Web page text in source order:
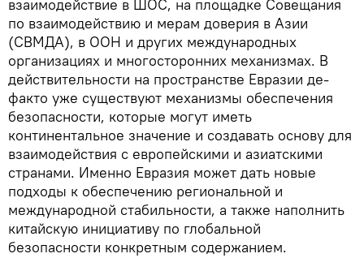
взаимодействие в ШОС, на площадке Совещания
по взаимодействию и мерам доверия в Азии
(СВМДА), в ООН и других международных
организациях и многосторонних механизмах. В
действительности на пространстве Евразии де-
факто уже существуют механизмы обеспечения
безопасности, которые могут иметь
континентальное значение и создавать основу для
взаимодействия с европейскими и азиатскими
странами. Именно Евразия может дать новые
подходы к обеспечению региональной и
международной стабильности, а также наполнить
китайскую инициативу по глобальной
безопасности конкретным содержанием.